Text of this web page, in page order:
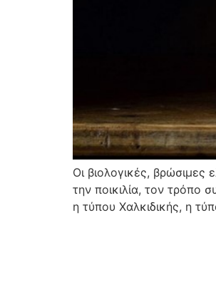
Οι βιολογικές, βρώσιμες
την ποικιλία, τον τρόπο
η τύπου Χαλκιδικής, η